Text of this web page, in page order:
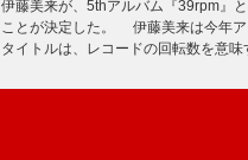
藤美来が、5thアルバム『39rpm』
ことが決定した。 伊藤美来は今年
タイトルは、レコードの回転数を意